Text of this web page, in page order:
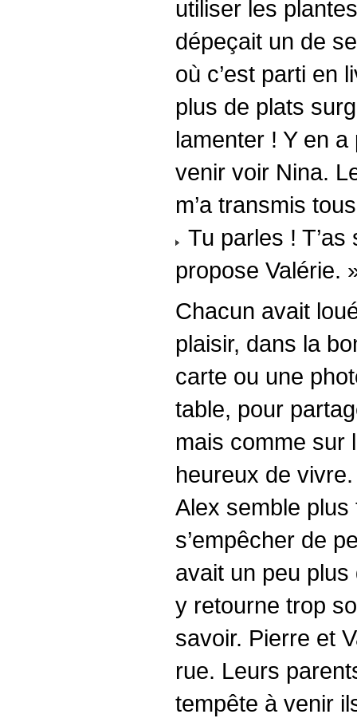
utiliser les
dépeçait un de
où c’est parti en
plus de plats
lamenter ! Y en
venir voir Nina.
m’a transmis
Tu parles !
propose Valérie.
Chacun avait
plaisir, dans la
carte ou une
table, pour
mais comme sur
heureux de
Alex semble plus
s’empêcher de
avait un peu
y retourne trop
savoir. Pierre et
rue. Leurs
tempête à venir